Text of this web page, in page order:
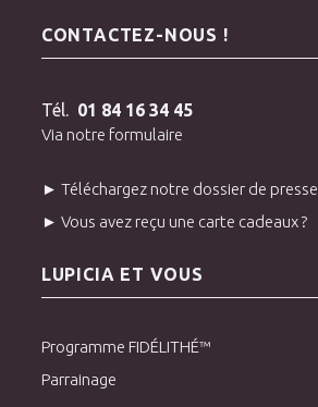
CONTACTEZ-NOUS !
Tél. 01 84 16 34 45
Via notre formulaire
► Téléchargez notre dossier de presse
► Vous avez reçu une carte cadeaux ?
LUPICIA ET VOUS
Programme FIDÉLITHÉ™
Parrainage